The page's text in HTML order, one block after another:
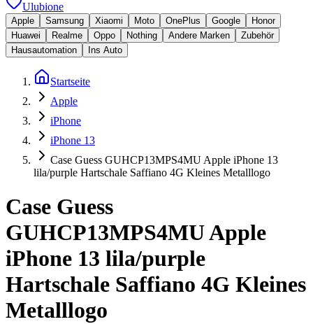
Ulubione
Apple Samsung Xiaomi Moto OnePlus Google
Honor
Huawei
Realme Oppo Nothing Andere Marken
Zubehör
Hausautomation
Ins Auto
Startseite
Apple
iPhone
iPhone 13
Case Guess GUHCP13MPS4MU Apple iPhone 13
lila/purple Hartschale Saffiano 4G Kleines Metalllogo
Case Guess
GUHCP13MPS4MU Apple
iPhone 13 lila/purple
Hartschale Saffiano 4G Kleines
Metalllogo